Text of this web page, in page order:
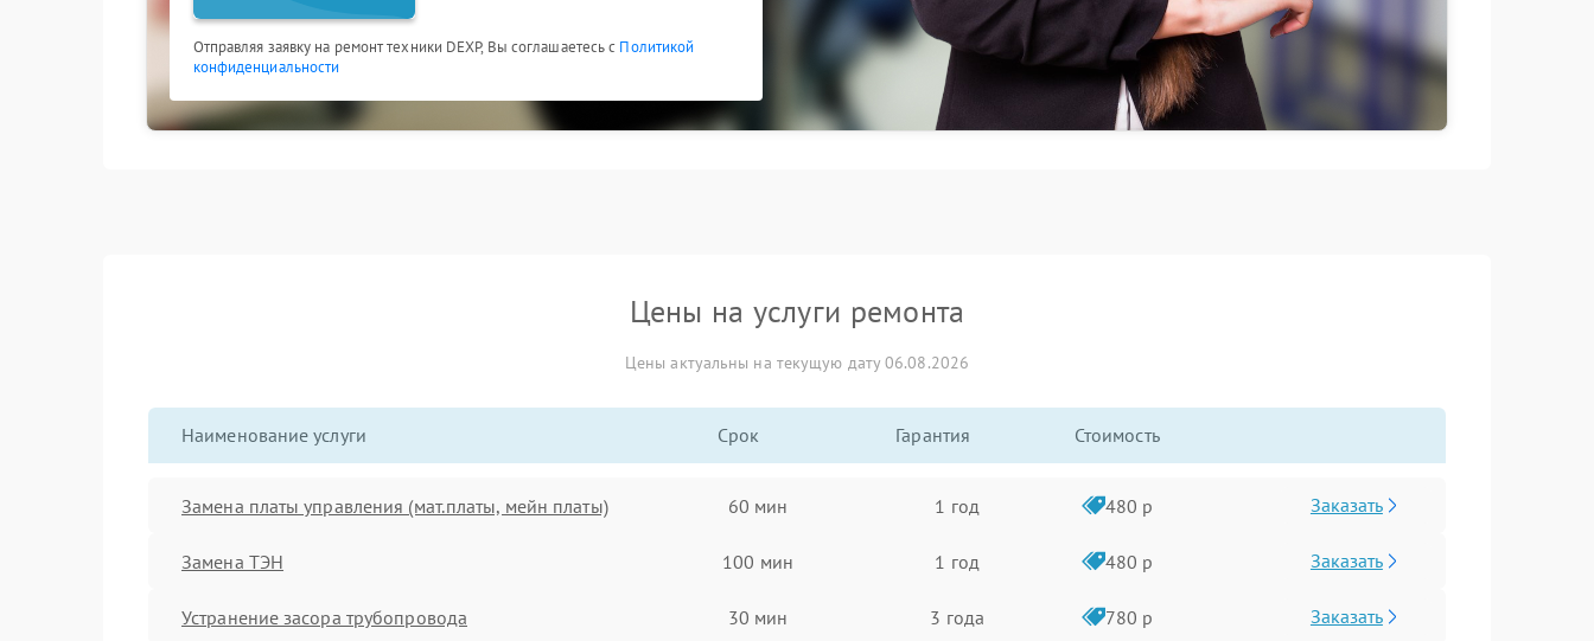
Отправляя заявку на ремонт техники DEXP, Вы соглашаетесь с Политикой
конфиденциальности
Цены на услуги ремонта
Цены актуальны на текущую дату 06.08.2026
Наименование услуги Срок Гарантия Стоимость
Замена платы управления (мат.платы, мейн платы) 60 мин 1 год 480 р Заказать
Замена ТЭН 100 мин 1 год 480 р Заказать
Устранение засора трубопровода 30 мин 3 года 780 р Заказать